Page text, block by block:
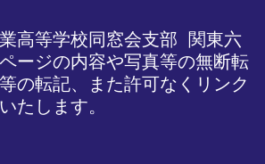
高等学校同窓会支部 関東六
ージの内容や写真等の無断転
の転記、また許可なくリンク
たします。